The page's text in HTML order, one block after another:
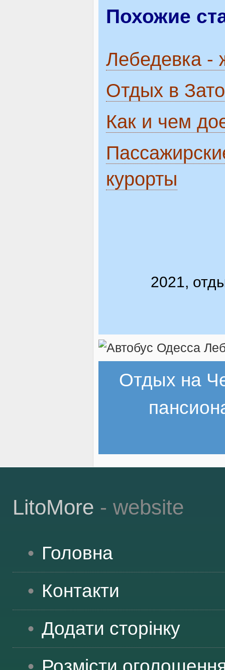
Похожие
Лебедевка -
Отдых в
Как и чем
курорты
2021,
Отдых на
LitoMore - website
Головна
Контакти
Додати сторінку